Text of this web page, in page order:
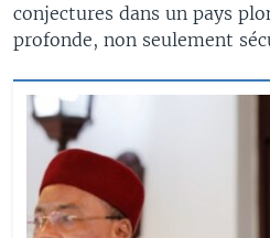
conjectures dans un pays
profonde, non seulement